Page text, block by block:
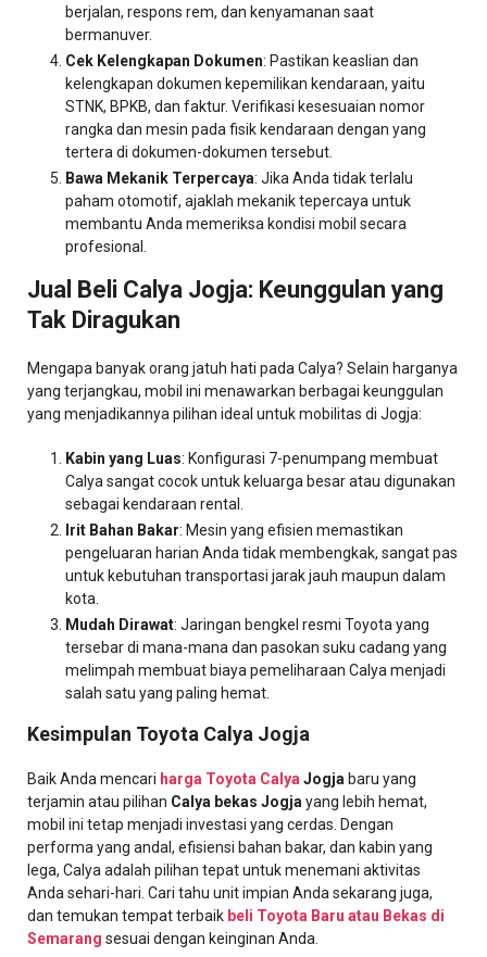
berjalan, respons rem, dan kenyamanan saat
bermanuver.
Cek Kelengkapan Dokumen: Pastikan keaslian dan
kelengkapan dokumen kepemilikan kendaraan, yaitu
STNK, BPKB, dan faktur. Verifikasi kesesuaian nomor
rangka dan mesin pada fisik kendaraan dengan yang
tertera di dokumen-dokumen tersebut.
Bawa Mekanik Terpercaya: Jika Anda tidak terlalu
paham otomotif, ajaklah mekanik tepercaya untuk
membantu Anda memeriksa kondisi mobil secara
profesional.
Jual Beli Calya Jogja: Keunggulan yang
Tak Diragukan
Mengapa banyak orang jatuh hati pada Calya? Selain harganya
yang terjangkau, mobil ini menawarkan berbagai keunggulan
yang menjadikannya pilihan ideal untuk mobilitas di Jogja:
Kabin yang Luas: Konfigurasi 7-penumpang membuat
Calya sangat cocok untuk keluarga besar atau digunakan
sebagai kendaraan rental.
Irit Bahan Bakar: Mesin yang efisien memastikan
pengeluaran harian Anda tidak membengkak, sangat pas
untuk kebutuhan transportasi jarak jauh maupun dalam
kota.
Mudah Dirawat: Jaringan bengkel resmi Toyota yang
tersebar di mana-mana dan pasokan suku cadang yang
melimpah membuat biaya pemeliharaan Calya menjadi
salah satu yang paling hemat.
Kesimpulan Toyota Calya Jogja
Baik Anda mencari harga Toyota Calya Jogja baru yang
terjamin atau pilihan Calya bekas Jogja yang lebih hemat,
mobil ini tetap menjadi investasi yang cerdas. Dengan
performa yang andal, efisiensi bahan bakar, dan kabin yang
lega, Calya adalah pilihan tepat untuk menemani aktivitas
Anda sehari-hari. Cari tahu unit impian Anda sekarang juga,
dan temukan tempat terbaik beli Toyota Baru atau Bekas di
Semarang sesuai dengan keinginan Anda.